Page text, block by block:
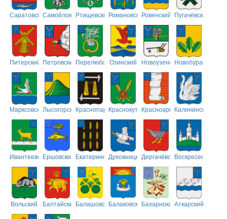
СаратовскийСамойловскийРтищевскийРомановскийРовенский Пугачёвский
Питерский ПетровскийПерелюбскийОзинский НовоузенскийНовобурасский
МарксовскийЛысогорскийКраснопартизанский
КраснокутскийКрасноармейский
Калининский
ИвантеевскийЕршовский ЕкатериновскийДуховницкийДергачёвскийВоскресенский
Вольский БалтайскийБалашовскийБалаковскийБазарнокарабулакский
Аткарский